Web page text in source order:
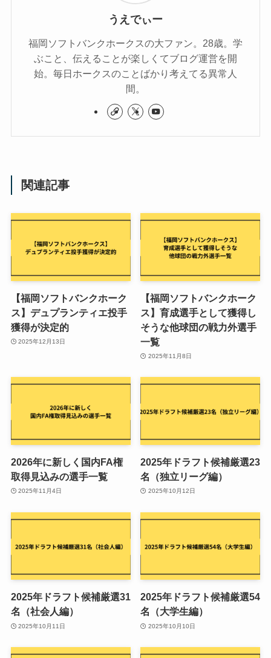
うえでぃー
福岡ソフトバンクホークスの大ファン。28歳。学
ぶこと、伝えることが楽しくてブログ運営を開
始。毎日ホークスのことばかり考えてる異常人
間。
関連記事
【福岡ソフトバンクホーク
ス】デュプランティエ投手
獲得が決定的
2025年12月13日
【福岡ソフトバンクホーク
ス】育成選手として獲得し
そうな他球団の戦力外選手
一覧
2025年11月8日
2026年に新しく国内FA権
取得見込みの選手一覧
2025年11月4日
2025年ドラフト候補厳選23
名（独立リーグ編）
2025年10月12日
2025年ドラフト候補厳選31
名（社会人編）
2025年10月11日
2025年ドラフト候補厳選54
名（大学生編）
2025年10月10日